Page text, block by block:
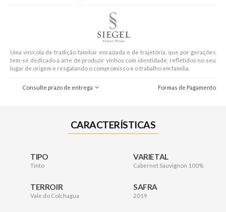
Uma vinícola de tradição familiar enraizada e de trajetória, que por gerações
tem-se dedicado à arte de produzir vinhos com identidade, refletidos no seu
lugar de origem e resgatando o compromisso e o trabalho em família.
Consulte prazo de entrega Formas de Pagamento
CARACTERÍSTICAS
TIPO
Tinto
VARIETAL
Cabernet Sauvignon 100%
TERROIR
Vale do Colchagua
SAFRA
2019